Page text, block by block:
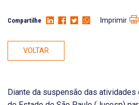
Compartilhe Imprimir
VOLTAR
Diante da suspensão das atividades